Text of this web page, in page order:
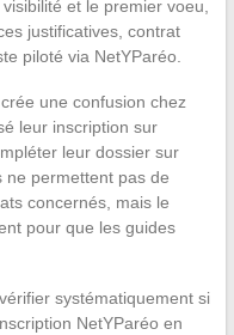
et le premier voeu,
justificatives, contrat
piloté via NetYParéo.
une confusion chez
leur inscription sur
leur dossier sur
ne permettent pas de
concernés, mais le
pour que les guides
systématiquement si
NetYParéo en